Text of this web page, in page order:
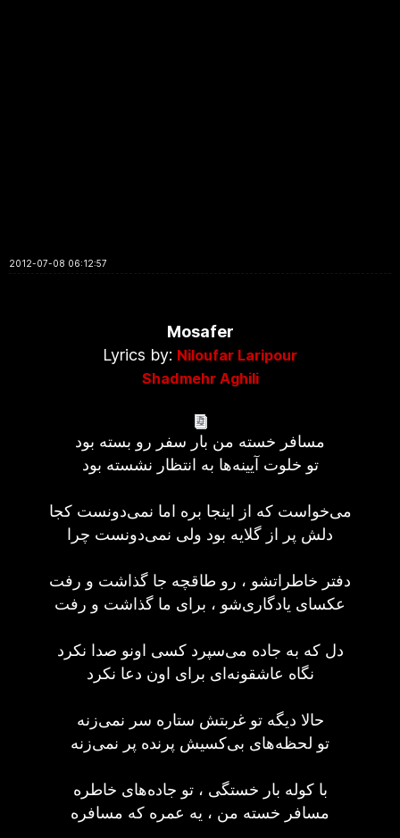
2012-07-08 06:12:57
Mosafer
Lyrics by: Niloufar Laripour
Shadmehr Aghili
مسافر خسته من بار سفر رو بسته بود
تو خلوت آیینه‌ها به انتظار نشسته بود
می‌خواست که از اینجا بره اما نمی‌دونست کجا
دلش پر از گلایه بود ولی نمی‌دونست چرا
دفتر خاطراتشو ، رو طاقچه جا گذاشت و رفت
عکسای یادگاری‌شو ، برای ما گذاشت و رفت
دل که به جاده می‌سپرد کسی اونو صدا نکرد
نگاه عاشقونه‌ای برای اون دعا نکرد
حالا دیگه تو غربتش ستاره سر نمی‌زنه
تو لحظه‌های بی‌کسیش پرنده پر نمی‌زنه
با کوله بار خستگی ، تو جاده‌های خاطره
مسافر خسته من ، یه عمره که مسافره